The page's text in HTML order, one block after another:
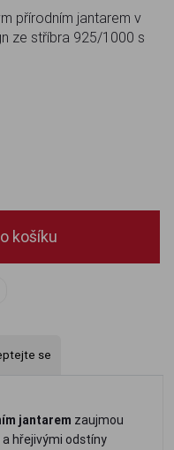
přírodním jantarem v
ze stříbra 925/1000 s
košíku
se
jantarem zaujmou
hřejivými odstíny